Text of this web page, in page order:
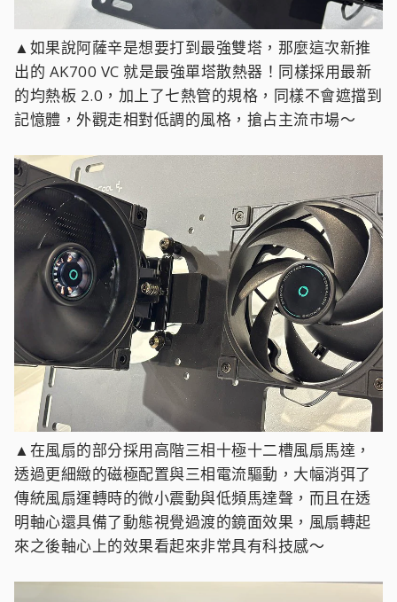
▲如果說阿薩辛是想要打到最強雙塔，那麼這次新推
出的 AK700 VC 就是最強單塔散熱器！同樣採用最新
的均熱板 2.0，加上了七熱管的規格，同樣不會遮擋到
記憶體，外觀走相對低調的風格，搶占主流市場～
▲在風扇的部分採用高階三相十極十二槽風扇馬達，
透過更細緻的磁極配置與三相電流驅動，大幅消弭了
傳統風扇運轉時的微小震動與低頻馬達聲，而且在透
明軸心還具備了動態視覺過渡的鏡面效果，風扇轉起
來之後軸心上的效果看起來非常具有科技感～